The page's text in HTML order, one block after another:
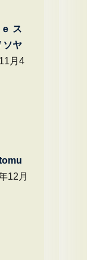
ス
ソヤ
月4
12月